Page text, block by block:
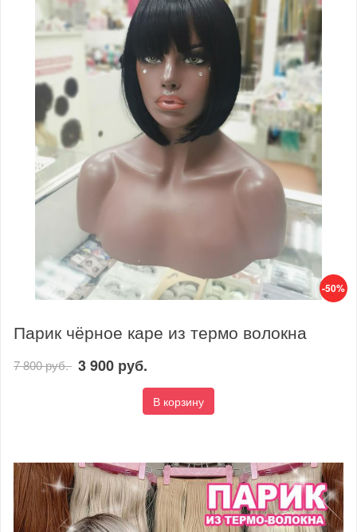
-50%
Парик чёрное каре из термо волокна
7 800 руб. 3 900 руб.
В корзину